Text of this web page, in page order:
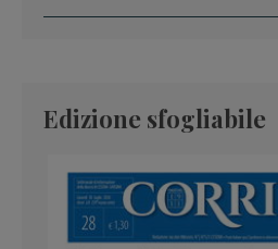
Edizione sfogliabile